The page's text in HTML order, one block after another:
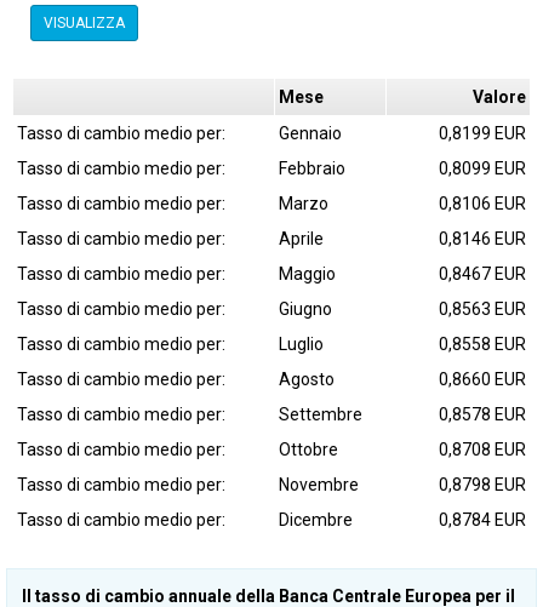
VISUALIZZA
Mese
Valore
Tasso di cambio medio per:
Gennaio
0,8199 EUR
Tasso di cambio medio per:
Febbraio
0,8099 EUR
Tasso di cambio medio per:
Marzo
0,8106 EUR
Tasso di cambio medio per:
Aprile
0,8146 EUR
Tasso di cambio medio per:
Maggio
0,8467 EUR
Tasso di cambio medio per:
Giugno
0,8563 EUR
Tasso di cambio medio per:
Luglio
0,8558 EUR
Tasso di cambio medio per:
Agosto
0,8660 EUR
Tasso di cambio medio per:
Settembre
0,8578 EUR
Tasso di cambio medio per:
Ottobre
0,8708 EUR
Tasso di cambio medio per:
Novembre
0,8798 EUR
Tasso di cambio medio per:
Dicembre 0,8784 EUR
Il tasso di cambio annuale della Banca Centrale Europea per il